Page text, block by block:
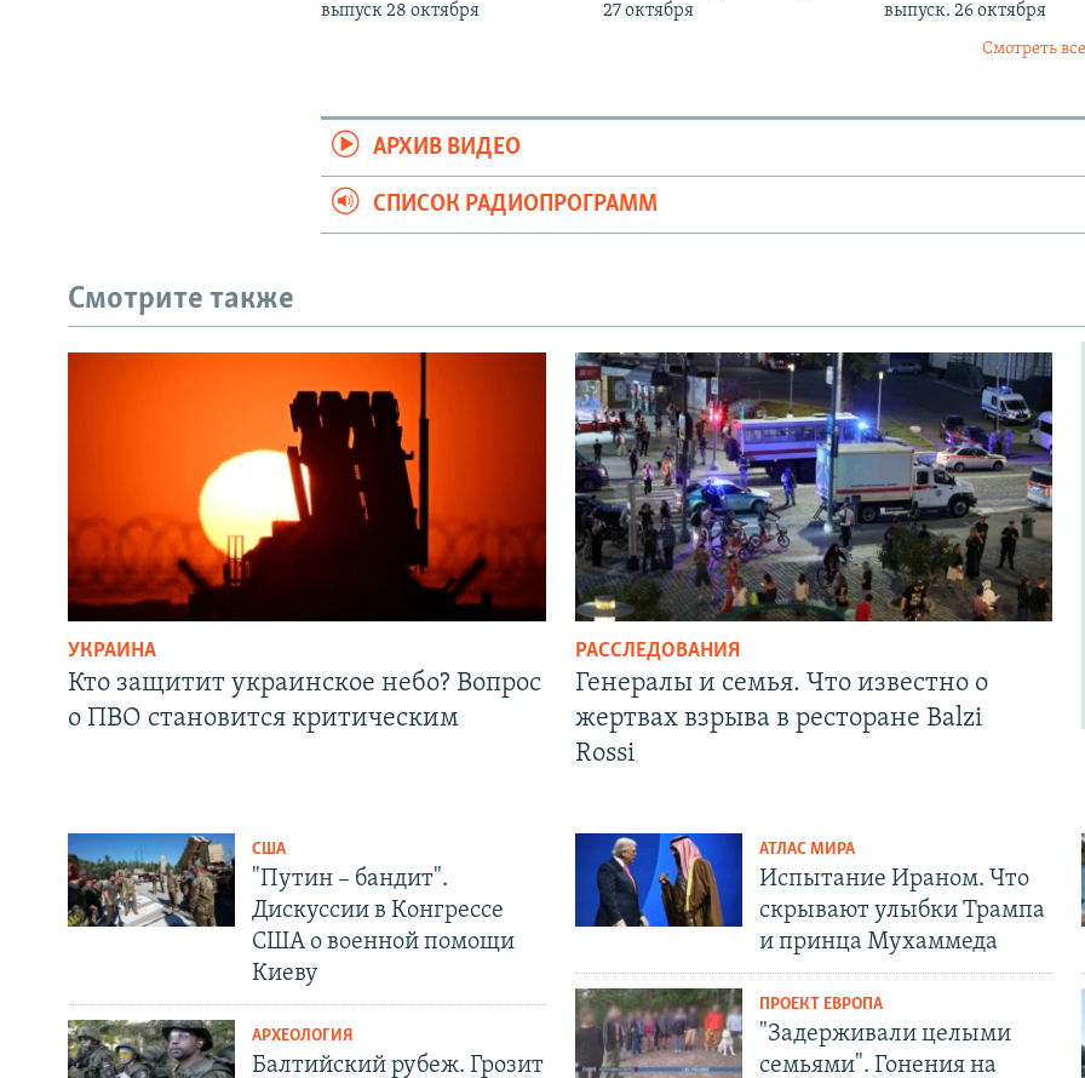
выпуск 28 октября
27 октября
выпуск. 26 октября
Смотреть
АРХИВ ВИДЕО
СПИСОК РАДИОПРОГРАММ
Смотрите также
УКРАИНА
Кто защитит украинское небо? Вопрос
о ПВО становится критическим
РАССЛЕДОВАНИЯ
Генералы и семья. Что известно о
жертвах взрыва в ресторане Balzi
Rossi
США
"Путин – бандит".
Дискуссии в Конгрессе
США о военной помощи
Киеву
АРХЕОЛОГИЯ
Балтийский рубеж. Грозит
АТЛАС МИРА
Испытание Ираном. Что
скрывают улыбки Трампа
и принца Мухаммеда
ПРОЕКТ ЕВРОПА
"Задерживали целыми
семьями". Гонения на